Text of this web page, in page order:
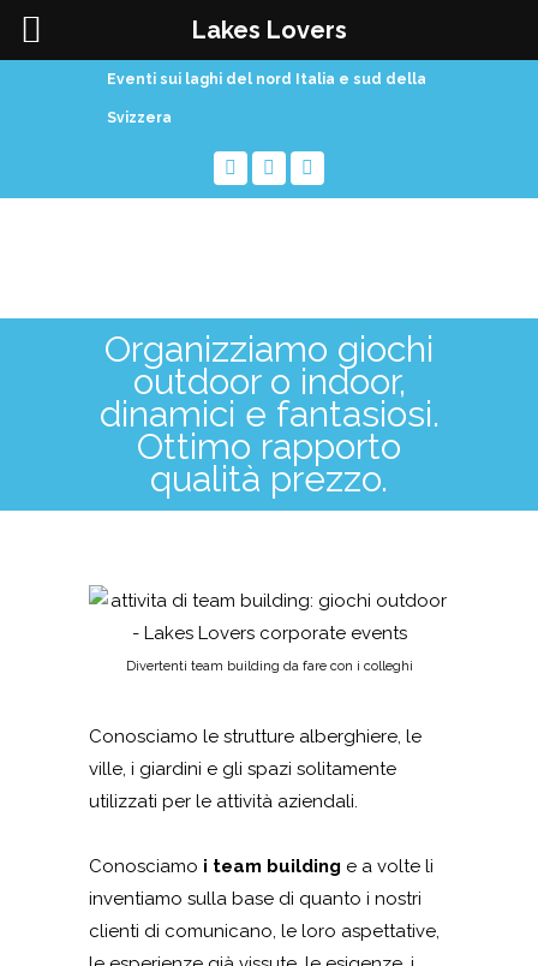
Eventi sui laghi del nord Italia e sud della
Svizzera
Organizziamo giochi
outdoor o indoor,
dinamici e fantasiosi.
Ottimo rapporto
qualità prezzo.
Divertenti team building da fare con i colleghi
Conosciamo le strutture alberghiere, le
ville, i giardini e gli spazi solitamente
utilizzati per le attività aziendali.
Conosciamo i team building e a volte li
inventiamo sulla base di quanto i nostri
clienti di comunicano, le loro aspettative,
Lakes Lovers